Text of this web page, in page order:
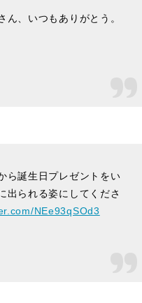
、いつもありがとう。
ら誕生日プレゼントをい
出られる姿にしてくださ
NEe93qSOd3